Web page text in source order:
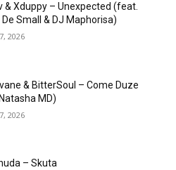
& Xduppy – Unexpected (feat.
De Small & DJ Maphorisa)
2026
& BitterSoul – Come Duze
MD)
2026
– Skuta